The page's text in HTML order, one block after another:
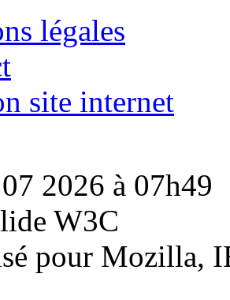
légales
site internet
2026 à 07h49
W3C
pour Mozilla,